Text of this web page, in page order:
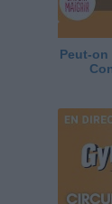
Peut-